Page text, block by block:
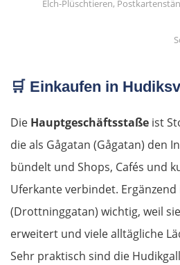
🛒 Einkaufen in
Die Hauptgeschäftsstaße ist
die als Gågatan (Gågatan) den
bündelt und Shops, Cafés und
Uferkante verbindet.
(Drottninggatan) wichtig, weil
erweitert und viele alltägliche
Sehr praktisch sind die
Thessaloniki
Katerini
Elassona
Meteora-Klöster